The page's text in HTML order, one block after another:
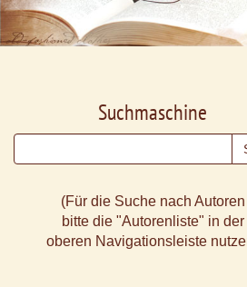
Suchmaschine
(Für die Suche nach Autoren
bitte die "Autorenliste" in der
oberen Navigationsleiste